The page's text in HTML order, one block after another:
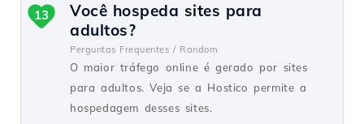
Você hospeda sites para
adultos?
Perguntas Frequentes / Random
O maior tráfego online é gerado por sites
para adultos. Veja se a Hostico permite a
hospedagem desses sites.
13